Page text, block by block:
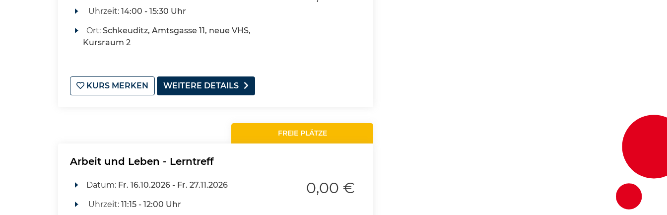
Uhrzeit: 14:00 - 15:30 Uhr
Ort: Schkeuditz, Amtsgasse 11, neue VHS,
Kursraum 2
KURS MERKEN WEITERE DETAILS
FREIE PLÄTZE
Arbeit und Leben - Lerntreff
Datum: Fr. 16.10.2026 - Fr. 27.11.2026
Uhrzeit: 11:15 - 12:00 Uhr
0,00 €